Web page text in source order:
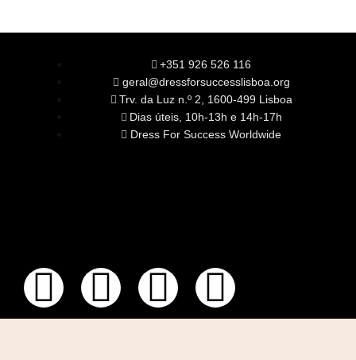
+351 926 526 116
geral@dressforsuccesslisboa.org
Trv. da Luz n.º 2, 1600-499 Lisboa
Dias úteis, 10h-13h e 14h-17h
Dress For Success Worldwide